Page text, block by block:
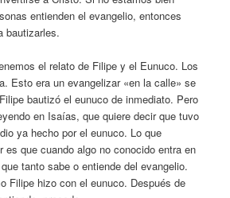
entienden el evangelio, entonces
bautizarles.
el relato de Filipe y el Eunuco. Los
Esto era un evangelizar «en la calle» se
bautizó el eunuco de inmediato. Pero
en Isaías, que quiere decir que tuvo
ya hecho por el eunuco. Lo que
es que cuando algo no conocido entra en
tanto sabe o entiende del evangelio.
Filipe hizo con el eunuco. Después de